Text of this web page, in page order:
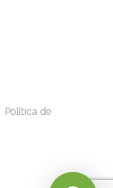
Política de